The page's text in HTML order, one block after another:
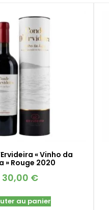
« Vinho da
» Rouge 2020
30,00 €
au panier